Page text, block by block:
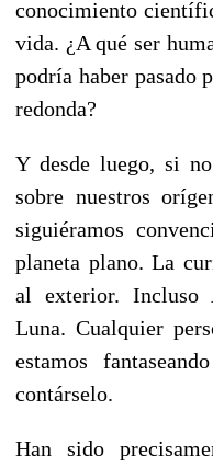
conocimiento
vida. ¿A qué ser
podría haber pasado
redonda?
Y desde luego, si
sobre nuestros
siguiéramos
planeta plano. La
al exterior.
Luna. Cualquier
estamos
contárselo.
Han sido